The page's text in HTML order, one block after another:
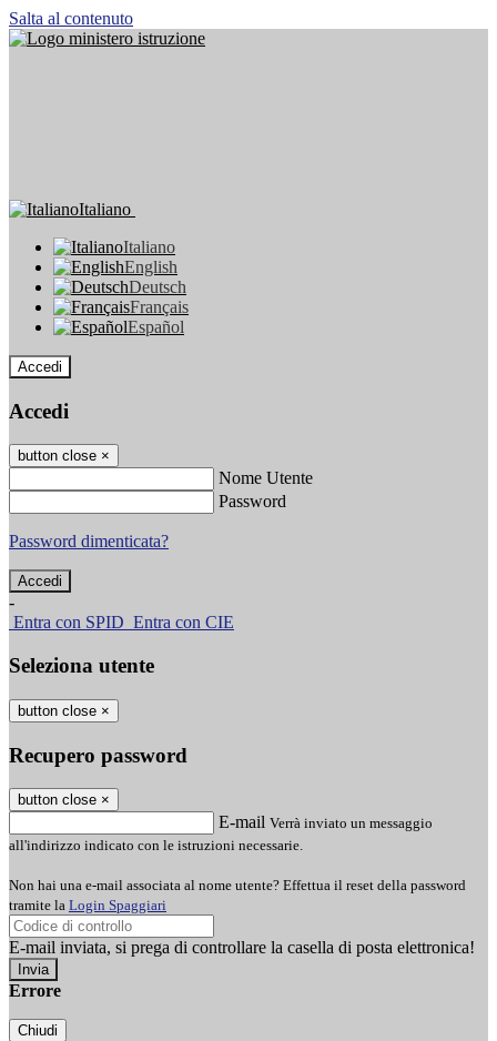
Salta al contenuto
Italiano
Italiano
English
Deutsch
Français
Español
Accedi
Accedi
button close ×
Nome Utente
Password
Password dimenticata?
-
Entra con SPID Entra con CIE
Seleziona utente
button close ×
Recupero password
button close ×
E-mail Verrà inviato un messaggio
all'indirizzo indicato con le istruzioni necessarie.
Non hai una e-mail associata al nome utente? Effettua il reset della password
tramite la Login Spaggiari
E-mail inviata, si prega di controllare la casella di posta elettronica!
Errore
Chiudi